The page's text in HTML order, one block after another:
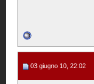
03 giugno 10, 22:02